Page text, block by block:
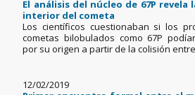
El análisis del núcleo de 67P revela
interior del cometa
Los científicos cuestionaban si los
cometas bilobulados como 67P
por su origen a partir de la colisión
12/02/2019